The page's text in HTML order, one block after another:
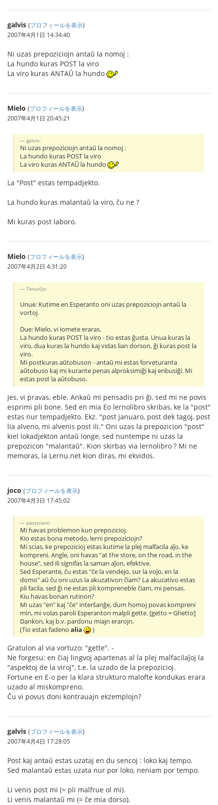
galvis (プロフィールを表示)
2007年4月1日 14:34:40
Ni uzas prepoziciojn antaŭ la nomoj :
La hundo kuras POST la viro
La viro kuras ANTAŬ la hundo
Mielo (プロフィールを表示)
2007年4月1日 20:45:21
galvis:
Ni uzas prepoziciojn antaŭ la nomoj :
La hundo kuras POST la viro
La viro kuras ANTAŬ la hundo
La "Post" estas tempadjekto.
La hundo kuras malantaŭ la viro, ĉu ne ?
Mi kuras post laboro.
Mielo (プロフィールを表示)
2007年4月2日 4:31:20
Terurĉjo:
Unue: Kutime en Esperanto oni uzas prepoziciojn antaŭ la
vortoj.
Due: Mielo, vi iomete eraras.
La hundo kuras POST la viro - tio estas ĝusta. Unua kuras la
viro, dua kuras la hundo kaj vidas lian dorson, ĝi kuras post la
viro.
Mi postkuras aŭtobuson - antaŭ mi estas forveturanta
aŭtobuso kaj mi kurante penas alproksimiĝi kaj enbusiĝi. Mi
estas post la aŭtobuso.
Jes, vi pravas, eble. Ankaŭ mi pensadis pri ĝi, sed mi ne povis
esprimi pli bone. Sed en mia Eo lernolibro skribas, ke la "post"
estas nur tempadjekto. Ekz. "post januaro, post dek tagoj, post
lia alveno, mi alvenis post ili." Oni uzas la prepozicion "post"
kiel lokadjekton antaŭ longe, sed nuntempe ni uzas la
prepozicon "malantaŭ". Kion skirbas via lernolibro ? Mi ne
memoras, la Lernu.net kion diras, mi ekvidos.
joco (プロフィールを表示)
2007年4月3日 17:45:02
pastorant:
Mi havas problemon kun prepozicioj.
Kio estas bona metodo, lerni prepoziciojn?
Mi scias, ke prepozicioj estas kutime la plej malfacila aĵo, ke
kompreni. Angle, oni havas "at the store, on the road, in the
house", sed ili signifas la saman aĵon, efektive.
Sed Esperante, ĉu estas "ĉe la vendejo, sur la vojo, en la
domo" aŭ ĉu oni uzus la akuzativon ĉiam? La akuzativo estas
pli facila, sed ĝi ne estas pli kompreneble ĉiam, mi pensas.
Kiu havas bonan rutinon?
Mi uzas "en" kaj "ĉe" interŝanĝe, dum homoj povas kompreni
min, mi volas paroli Esperanton malpli gette. [getto = Ghetto]
Dankon, kaj b.v. pardonu miajn erarojn.
(Tio estas fadenoalia )
Gratulon al via vortuzo: "gette". -
Ne forgesu: en ĉiaj lingvoj apartenas al la plej malfacilaĵoj la
"aspektoj de la viroj", t.e. la uzado de la prepozicioj.
Fortune en E-o per la klara strukturo malofte kondukas erara
uzado al miskompreno.
Ĉu vi povus doni kontrauajn ekzemplojn?
galvis (プロフィールを表示)
2007年4月4日 17:28:05
Post kaj antaŭ estas uzataj en du sencoj : loko kaj tempo.
Sed malantaŭ estas uzata nur por loko, neniam por tempo.
Li venis post mi (= pli malfrue ol mi).
Li venis malantaŭ mi (= ĉe mia dorso).